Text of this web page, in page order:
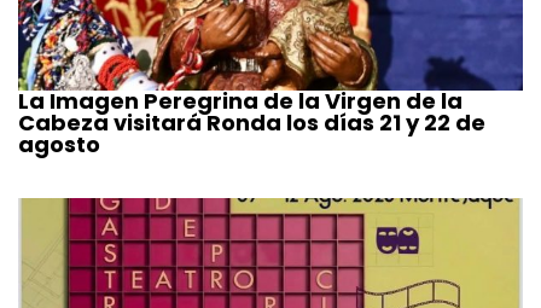
La Imagen Peregrina de la Virgen de la
Cabeza visitará Ronda los días 21 y 22 de
agosto